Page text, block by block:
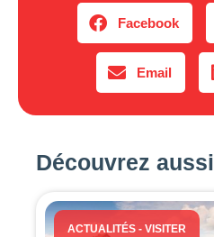
Facebook
Email
Découvrez aussi
ACTUALITÉS - VISITER